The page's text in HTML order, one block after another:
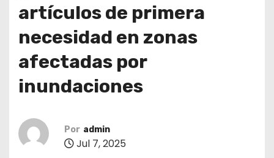
artículos de primera
necesidad en zonas
afectadas por
inundaciones
Por admin
Jul 7, 2025